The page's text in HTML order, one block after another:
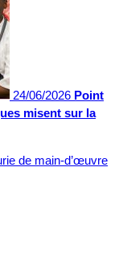
24/06/2026 Point
misent sur la
de main-d’œuvre